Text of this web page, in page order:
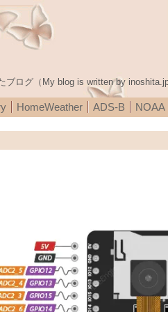
ブログ（My blog is written by
HomeWeather ADS-B NOAA